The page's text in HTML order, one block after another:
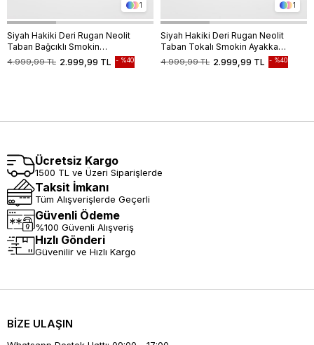
1
Siyah Hakiki Deri Rugan Neolit
Taban Bağcıklı Smokin
Ayakkabı 1033235127
2.999,99 TL
4.999,99 TL %40
1
Siyah Hakiki Deri Rugan Neolit
Taban Tokalı Smokin Ayakkabı
1033235125
2.999,99 TL
4.999,99 TL %40
Ücretsiz Kargo
1500 TL ve Üzeri Siparişlerde
Taksit İmkanı
Tüm Alışverişlerde Geçerli
Güvenli Ödeme
%100 Güvenli Alışveriş
Hızlı Gönderi
Güvenilir ve Hızlı Kargo
BİZE ULAŞIN